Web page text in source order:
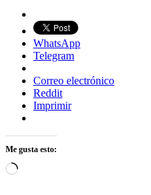
WhatsApp
Telegram
Correo electrónico
Reddit
Imprimir
Me gusta esto:
Cargando...